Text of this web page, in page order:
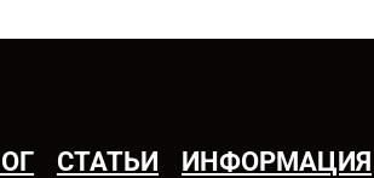
СТАТЬИ ИНФОРМАЦИЯ